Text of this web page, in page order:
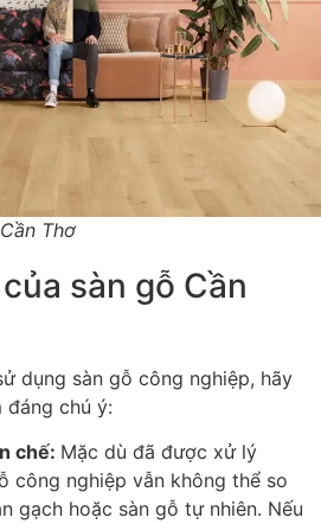
Thơ
sàn gỗ Cần
dụng sàn gỗ công nghiệp, hãy
đáng chú ý:
chế: Mặc dù đã được xử lý
công nghiệp vẫn không thể so
gạch hoặc sàn gỗ tự nhiên. Nếu